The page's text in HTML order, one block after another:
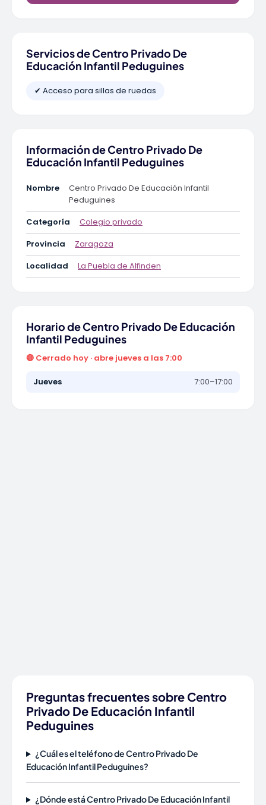
Servicios de Centro Privado De
Educación Infantil Peduguines
✔ Acceso para sillas de ruedas
Información de Centro Privado De
Educación Infantil Peduguines
Nombre
Centro Privado De Educación Infantil
Peduguines
Categoría
Colegio privado
Provincia
Zaragoza
Localidad
La Puebla de Alfinden
Horario de Centro Privado De Educación
Infantil Peduguines
🔴 Cerrado hoy · abre jueves a las 7:00
Jueves 7:00–17:00
Preguntas frecuentes sobre Centro
Privado De Educación Infantil
Peduguines
¿Cuál es el teléfono de Centro Privado De
Educación Infantil Peduguines?
¿Dónde está Centro Privado De Educación Infantil